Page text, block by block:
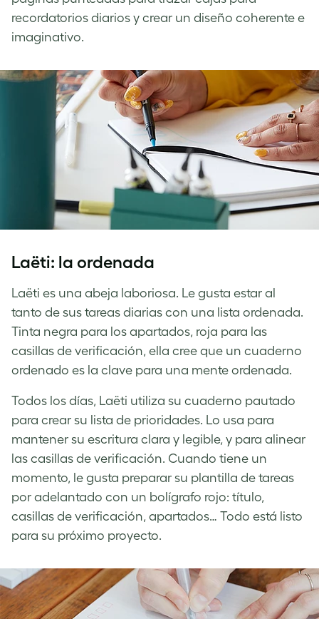
recordatorios diarios y crear un diseño coherente e
imaginativo.
Laëti: la ordenada
Laëti es una abeja laboriosa. Le gusta estar al
tanto de sus tareas diarias con una lista ordenada.
Tinta negra para los apartados, roja para las
casillas de verificación, ella cree que un cuaderno
ordenado es la clave para una mente ordenada.
Todos los días, Laëti utiliza su cuaderno pautado
para crear su lista de prioridades. Lo usa para
mantener su escritura clara y legible, y para alinear
las casillas de verificación. Cuando tiene un
momento, le gusta preparar su plantilla de tareas
por adelantado con un bolígrafo rojo: título,
casillas de verificación, apartados… Todo está listo
para su próximo proyecto.